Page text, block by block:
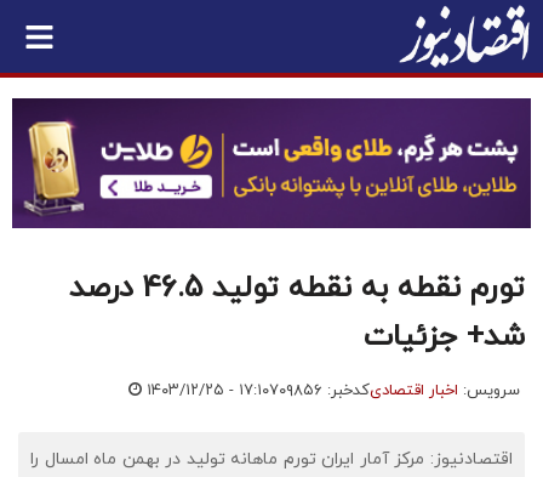
تورم نقطه به نقطه تولید 46.5 درصد
شد+ جزئیات
سرویس: اخبار اقتصادیکدخبر: ۷۰۹۸۵۶ ۱۴۰۳/۱۲/۲۵ - ۱۷:۱۰
اقتصادنیوز: مرکز آمار ایران تورم ماهانه تولید در بهمن ماه امسال را